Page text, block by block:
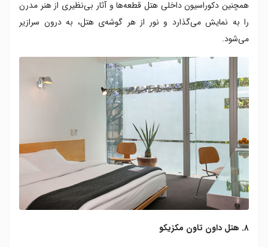
همچنین دکوراسیون داخلی هتل قطعه‌ها و آثار بی‌نظیری از هنر مدرن
را به نمایش می‌گذارد و نور از هر گوشه‌ی هتل، به درون سرازیر
می‌شود.
۸. هتل داون تاون مکزیکو